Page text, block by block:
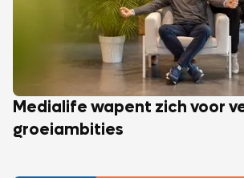
Medialife wapent zich voor
groeiambities